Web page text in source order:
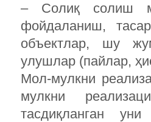
– Солиқ солиш
фойдаланиш,
объектлар, шу
улушлар (пайлар,
Мол-мулкни
мулкни
тасдиқланган